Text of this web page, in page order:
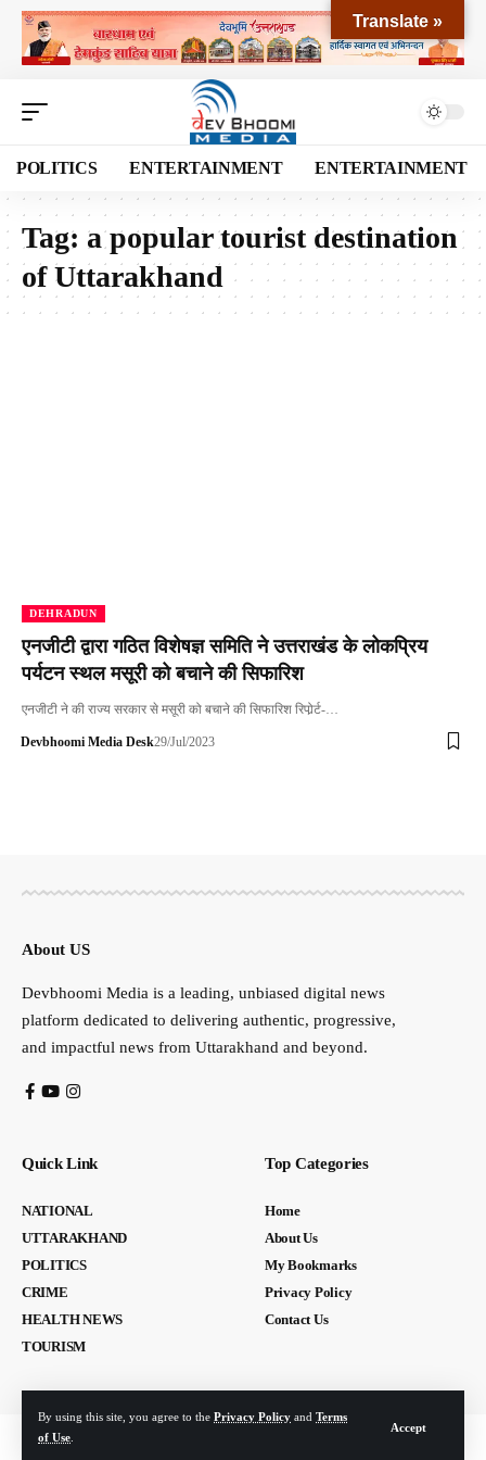
By using this site, you agree to the Privacy Policy and Terms
of Use
Accept
POLITICS ENTERTAINMENT ENTERTAINMENT
Tag: a popular tourist destination
of Uttarakhand
DEHRADUN
एनजीटी द्वारा गठित विशेषज्ञ समिति ने उत्तराखंड के लोकप्रिय
पर्यटन स्थल मसूरी को बचाने की सिफारिश
एनजीटी ने की राज्य सरकार से मसूरी को बचाने की सिफारिश रिपोर्र्ट-…
Devbhoomi Media Desk29/Jul/2023
About US
Devbhoomi Media is a leading, unbiased digital news
platform dedicated to delivering authentic, progressive,
and impactful news from Uttarakhand and beyond.
Quick Link
NATIONAL
UTTARAKHAND
POLITICS
CRIME
HEALTH NEWS
TOURISM
Top Categories
Home
About Us
My Bookmarks
Privacy Policy
Contact Us
Translate »